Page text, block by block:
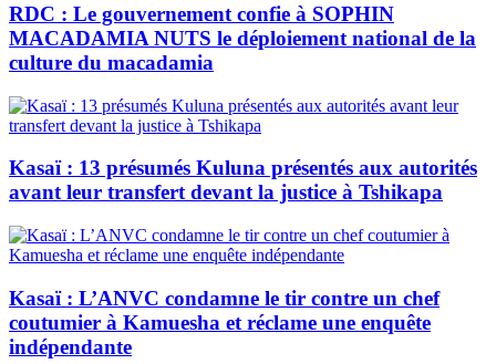
RDC : Le gouvernement confie à SOPHIN
MACADAMIA NUTS le déploiement national de la
culture du macadamia
Kasaï : 13 présumés Kuluna présentés aux autorités
avant leur transfert devant la justice à Tshikapa
Kasaï : L’ANVC condamne le tir contre un chef
coutumier à Kamuesha et réclame une enquête
indépendante